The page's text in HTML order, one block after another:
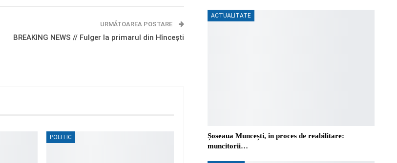
URMĂTOAREA POSTARE
BREAKING NEWS // Fulger la primarul din Hîncești
POLITIC
ACTUALITATE
Șoseaua Muncești, în proces de reabilitare:
muncitorii…